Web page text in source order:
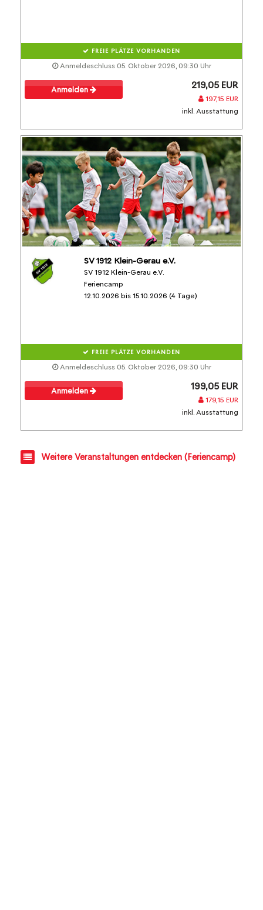
FREIE PLÄTZE VORHANDEN
Anmeldeschluss 05. Oktober 2026, 09:30 Uhr
Anmelden 219,05 EUR
197,15 EUR
inkl. Ausstattung
SV 1912 Klein-Gerau e.V.
SV 1912 Klein-Gerau e.V.
Feriencamp
12.10.2026 bis 15.10.2026 (4 Tage)
FREIE PLÄTZE VORHANDEN
Anmeldeschluss 05. Oktober 2026, 09:30 Uhr
Anmelden 199,05 EUR
179,15 EUR
inkl. Ausstattung
Weitere Veranstaltungen entdecken (Feriencamp)